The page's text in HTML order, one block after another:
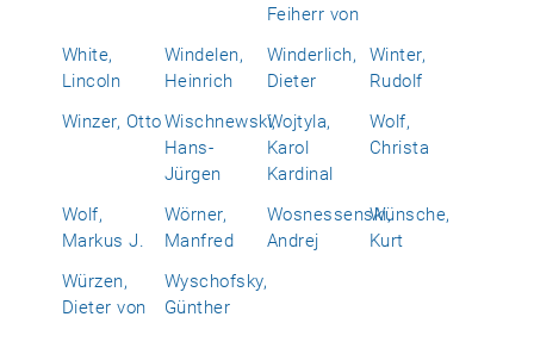
Feiherr von
White,
Lincoln
Windelen,
Heinrich
Winderlich,
Dieter
Winter,
Rudolf
Winzer, OttoWischnewski,
Hans-
Jürgen
Wojtyla,
Karol
Kardinal
Wolf,
Christa
Wolf,
Markus J.
Wörner,
Manfred
Wosnessenski,
Andrej
Wünsche,
Kurt
Würzen,
Dieter von
Wyschofsky,
Günther